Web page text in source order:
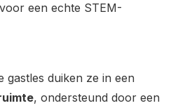
een echte STEM-
gastles duiken ze in een
, ondersteund door een